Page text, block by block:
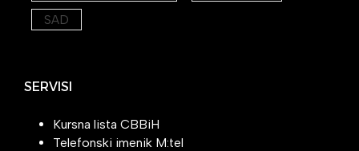
SAD
SERVISI
Kursna lista CBBiH
Telefonski imenik M:tel